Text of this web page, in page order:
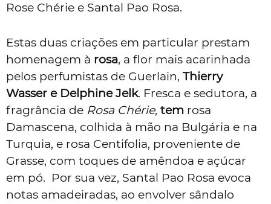
Rose Chérie e Santal Pao Rosa.
Estas duas criações em particular prestam
homenagem à rosa, a flor mais acarinhada
pelos perfumistas de Guerlain, Thierry
Wasser e Delphine Jelk. Fresca e sedutora, a
fragrância de Rosa Chérie, tem rosa
Damascena, colhida à mão na Bulgária e na
Turquia, e rosa Centifolia, proveniente de
Grasse, com toques de amêndoa e açúcar
em pó. Por sua vez, Santal Pao Rosa evoca
notas amadeiradas, ao envolver sândalo